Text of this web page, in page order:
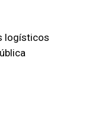
logísticos